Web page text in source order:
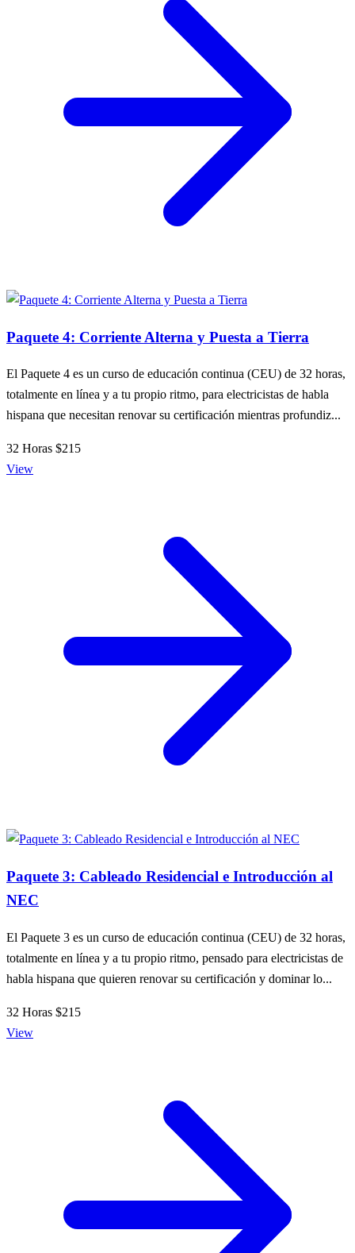
Paquete 4: Corriente Alterna y Puesta a Tierra
El Paquete 4 es un curso de educación continua (CEU) de 32 horas,
totalmente en línea y a tu propio ritmo, para electricistas de habla
hispana que necesitan renovar su certificación mientras profundiz...
32 Horas $215
View
Paquete 3: Cableado Residencial e Introducción al
NEC
El Paquete 3 es un curso de educación continua (CEU) de 32 horas,
totalmente en línea y a tu propio ritmo, pensado para electricistas de
habla hispana que quieren renovar su certificación y dominar lo...
32 Horas $215
View